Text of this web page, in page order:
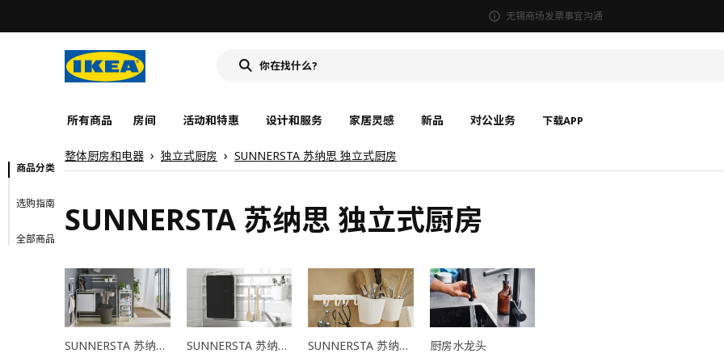
无锡商场发票事宜沟通
所有商品 房间 活动和特惠 设计和服务 家居灵感 新品 对公业务 下载APP
商品分类
选购指南
全部商品
整体厨房和电器 独立式厨房 SUNNERSTA 苏纳思 独立式厨房
SUNNERSTA 苏纳思 独立式厨房
SUNNERSTA 苏纳思 单元式厨房 SUNNERSTA 苏纳思 电器 SUNNERSTA 苏纳思 配件 厨房水龙头